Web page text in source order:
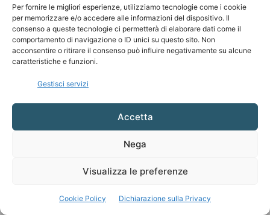
Per fornire le migliori esperienze, utilizziamo tecnologie come i cookie
per memorizzare e/o accedere alle informazioni del dispositivo. Il
consenso a queste tecnologie ci permetterà di elaborare dati come il
comportamento di navigazione o ID unici su questo sito. Non
acconsentire o ritirare il consenso può influire negativamente su alcune
caratteristiche e funzioni.
Gestisci servizi
Accetta
Nega
Visualizza le preferenze
Cookie Policy Dichiarazione sulla Privacy